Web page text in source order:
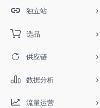
独立站
选品
供应链
数据分析
流量运营